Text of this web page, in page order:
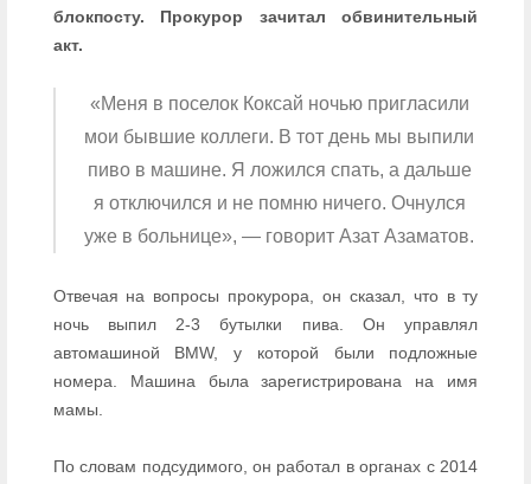
блокпосту. Прокурор зачитал обвинительный
акт.
«Меня в поселок Коксай ночью пригласили
мои бывшие коллеги. В тот день мы выпили
пиво в машине. Я ложился спать, а дальше
я отключился и не помню ничего. Очнулся
уже в больнице», — говорит Азат Азаматов.
Отвечая на вопросы прокурора, он сказал, что в ту
ночь выпил 2-3 бутылки пива. Он управлял
автомашиной BMW, у которой были подложные
номера. Машина была зарегистрирована на имя
мамы.
По словам подсудимого, он работал в органах с 2014